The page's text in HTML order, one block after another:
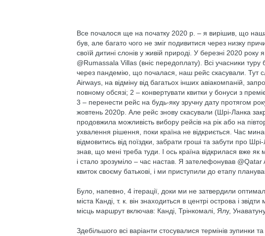
Все почалося ще на початку 2020 р. – я вирішив, що
був, але багато чого не зміг подивитися через низку
своїй дитині слонів у живій природі. У березні 2020
@Rumassala Villas (вніс передоплату). Всі учасники
через пандемію, що почалася, наш рейс скасували. Тут
Airways, на відміну від багатьох інших авіакомпаній,
повному обсязі; 2 – конвертувати квитки у бонуси з
3 – перенести рейс на будь-яку зручну дату протягом
жовтень 2020р. Але рейс знову скасували (Шрі-Ланка
продовжила можливість вибору рейсів на рік або на
ухвалення рішення, поки країна не відкриється. Час
відмовитись від поїздки, забрати гроші та забути про
знав, що мені треба туди. І ось країна відкрилася вже
і стало зрозуміло – час настав. Я зателефонував
квиток своєму батькові, і ми приступили до етапу
Було, напевно, 4 ітерації, доки ми не затвердили
міста Канді, т. к. він знаходиться в центрі острова і
місць маршрут включав: Канді, Трінкомалі, Ялу,
Здебільшого всі варіанти стосувалися термінів зупинки